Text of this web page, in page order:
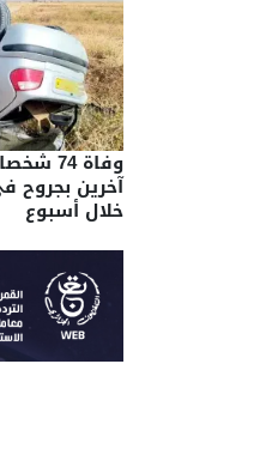
آخرين بجروح
خلال أسبوع